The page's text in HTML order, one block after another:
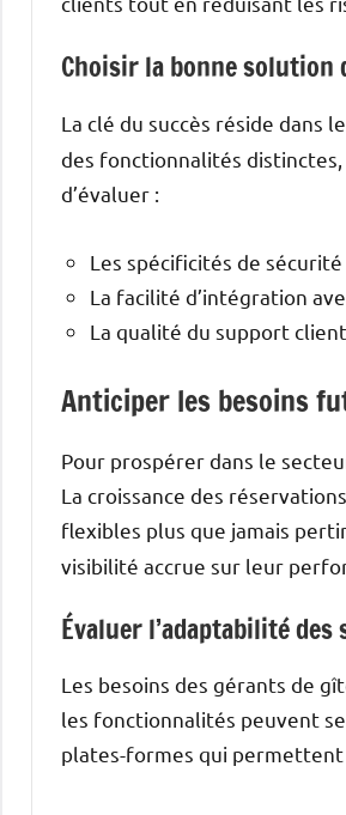
Choisir la bonne solution
La clé du succès réside dans
des fonctionnalités
d’évaluer :
Les spécificités de
La facilité d’intégration
La qualité du support
Anticiper les besoins
Pour prospérer dans le
La croissance des
flexibles plus que jamais
visibilité accrue sur leur
Évaluer l’adaptabilité
Les besoins des gérants de
les fonctionnalités peuvent
plates-formes qui permettent